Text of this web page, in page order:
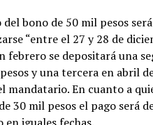
bono de 50 mil pesos
“entre el 27 y 28 de
febrero se depositará una
y una tercera en abril
mandatario. En cuanto a
30 mil pesos el pago será